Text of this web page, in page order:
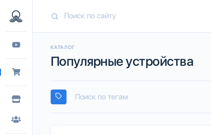
КАТАЛОГ
Популярные устройства